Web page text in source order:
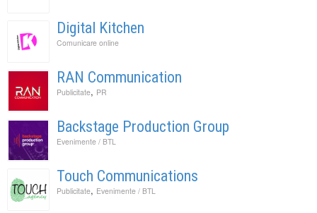
Digital Kitchen
Comunicare online
RAN Communication
Publicitate, PR
Backstage Production Group
Evenimente / BTL
Touch Communications
Publicitate, Evenimente / BTL